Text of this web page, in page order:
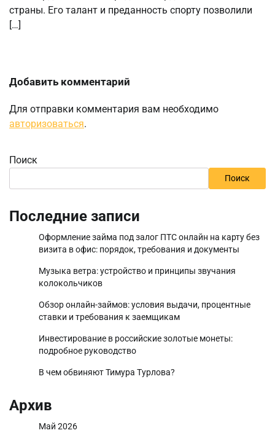
страны. Его талант и преданность спорту позволили
[…]
Добавить комментарий
Для отправки комментария вам необходимо
авторизоваться.
Поиск
Поиск
Последние записи
Оформление займа под залог ПТС онлайн на карту без
визита в офис: порядок, требования и документы
Музыка ветра: устройство и принципы звучания
колокольчиков
Обзор онлайн-займов: условия выдачи, процентные
ставки и требования к заемщикам
Инвестирование в российские золотые монеты:
подробное руководство
В чем обвиняют Тимура Турлова?
Архив
Май 2026